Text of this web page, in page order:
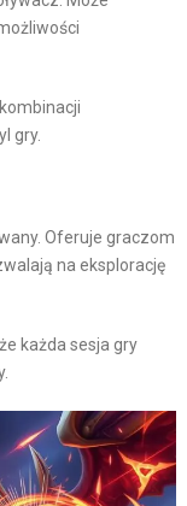
gry.
Oferuje graczom
na eksplorację
każda sesja gry